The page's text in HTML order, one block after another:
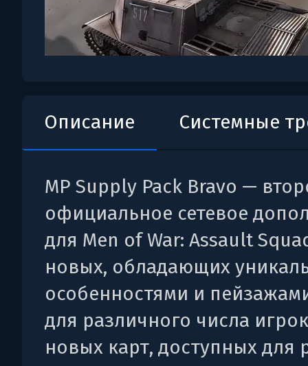
Описание Системные
MP Supply Pack Bravo —
официальное сетевое
для Men of War: Assault
новых, обладающих
особенностями и
для различного числа
новых карт, доступных для